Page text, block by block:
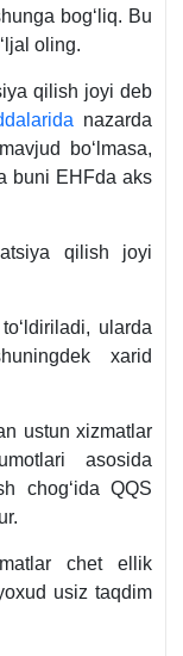
bogʻliq. Bu
oling.
qilish joyi deb
nazarda
boʻlmasa,
buni EHFda aks
qilish joyi
ularda
хarid
ustun хizmatlar
asosida
chogʻida QQS
chet ellik
usiz taqdim